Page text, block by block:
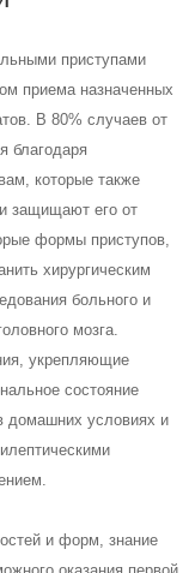
приступами
приема назначенных
В 80% случаев от
благодаря
которые также
защищают его от
формы приступов,
хирургическим
больного и
мозга.
укрепляющие
состояние
домашних условиях и
и форм, знание